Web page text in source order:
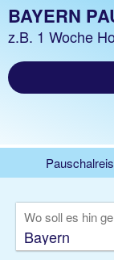
BAYERN
z.B. 1 Nacht
BAYERN
z.B. 1 Woche
Rundreise
Gruppenreise
Wo soll es hin